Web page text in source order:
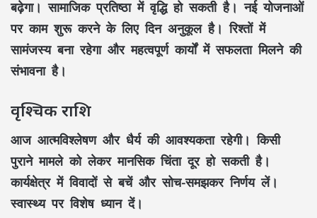
बढ़ेगा। सामाजिक प्रतिष्ठा में वृद्धि हो सकती है। नई योजनाओं
पर काम शुरू करने के लिए दिन अनुकूल है। रिश्तों में
सामंजस्य बना रहेगा और महत्वपूर्ण कार्यों में सफलता मिलने की
संभावना है।
वृश्चिक राशि
आज आत्मविश्लेषण और धैर्य की आवश्यकता रहेगी। किसी
पुराने मामले को लेकर मानसिक चिंता दूर हो सकती है।
कार्यक्षेत्र में विवादों से बचें और सोच-समझकर निर्णय लें।
स्वास्थ्य पर विशेष ध्यान दें।